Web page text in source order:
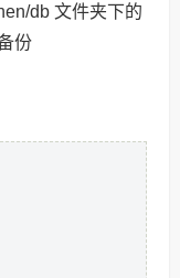
db 文件夹下的
份